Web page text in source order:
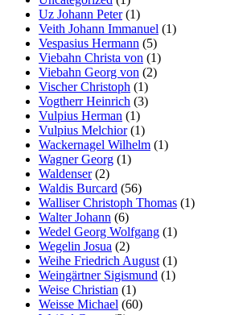
Uz Johann Peter(1)
Veith Johann Immanuel (1)
Vespasius Hermann (5)
Viebahn Christa von (1)
Viebahn Georg von (2)
Vischer Christoph (1)
Vogtherr Heinrich (3)
Vulpius Herman (1)
Vulpius Melchior(1)
Wackernagel Wilhelm (1)
Wagner Georg (1)
Waldenser(2)
Waldis Burcard (56)
Walliser Christoph Thomas (1)
Walter Johann (6)
Wedel Georg Wolfgang (1)
Wegelin Josua (2)
Weihe Friedrich August (1)
Weingärtner Sigismund (1)
Weise Christian (1)
Weisse Michael (60)